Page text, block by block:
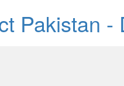
Pakistan